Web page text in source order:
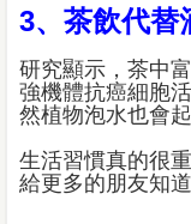
3、茶飲代替
研究顯示，茶中
強機體抗癌細胞
然植物泡水也會
生活習慣真的很
給更多的朋友知道